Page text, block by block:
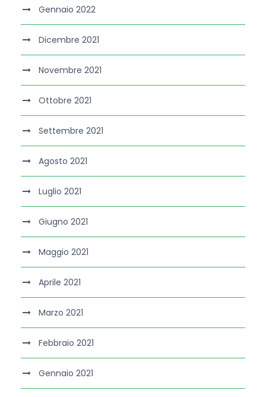
Gennaio 2022
Dicembre 2021
Novembre 2021
Ottobre 2021
Settembre 2021
Agosto 2021
Luglio 2021
Giugno 2021
Maggio 2021
Aprile 2021
Marzo 2021
Febbraio 2021
Gennaio 2021